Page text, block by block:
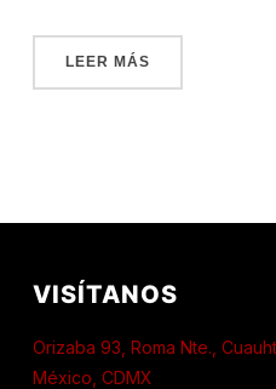
LEER MÁS
VISÍTANOS
Orizaba 93, Roma Nte.,
México, CDMX